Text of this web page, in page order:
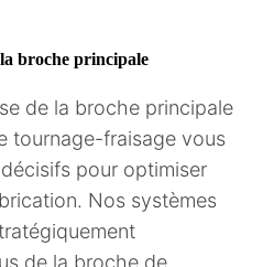
broche principale
de la broche principale
tournage-fraisage vous
pour optimiser
Nos systèmes
de la broche de